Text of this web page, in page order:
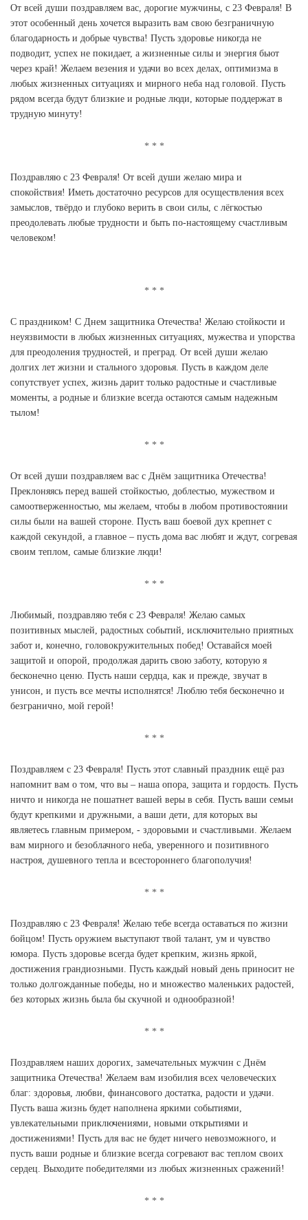
От всей души поздравляем вас, дорогие мужчины, с 23 Февраля! В
этот особенный день хочется выразить вам свою безграничную
благодарность и добрые чувства! Пусть здоровье никогда не
подводит, успех не покидает, а жизненные силы и энергия бьют
через край! Желаем везения и удачи во всех делах, оптимизма в
любых жизненных ситуациях и мирного неба над головой. Пусть
рядом всегда будут близкие и родные люди, которые поддержат в
трудную минуту!
Поздравляю с 23 Февраля! От всей души желаю мира и
спокойствия! Иметь достаточно ресурсов для осуществления всех
замыслов, твёрдо и глубоко верить в свои силы, с лёгкостью
преодолевать любые трудности и быть по-настоящему счастливым
человеком!
С праздником! С Днем защитника Отечества! Желаю стойкости и
неуязвимости в любых жизненных ситуациях, мужества и упорства
для преодоления трудностей, и преград. От всей души желаю
долгих лет жизни и стального здоровья. Пусть в каждом деле
сопутствует успех, жизнь дарит только радостные и счастливые
моменты, а родные и близкие всегда остаются самым надежным
тылом!
От всей души поздравляем вас с Днём защитника Отечества!
Преклоняясь перед вашей стойкостью, доблестью, мужеством и
самоотверженностью, мы желаем, чтобы в любом противостоянии
силы были на вашей стороне. Пусть ваш боевой дух крепнет с
каждой секундой, а главное – пусть дома вас любят и ждут, согревая
своим теплом, самые близкие люди!
Любимый, поздравляю тебя с 23 Февраля! Желаю самых
позитивных мыслей, радостных событий, исключительно приятных
забот и, конечно, головокружительных побед! Оставайся моей
защитой и опорой, продолжая дарить свою заботу, которую я
бесконечно ценю. Пусть наши сердца, как и прежде, звучат в
унисон, и пусть все мечты исполнятся! Люблю тебя бесконечно и
безгранично, мой герой!
Поздравляем с 23 Февраля! Пусть этот славный праздник ещё раз
напомнит вам о том, что вы – наша опора, защита и гордость. Пусть
ничто и никогда не пошатнет вашей веры в себя. Пусть ваши семьи
будут крепкими и дружными, а ваши дети, для которых вы
являетесь главным примером, - здоровыми и счастливыми. Желаем
вам мирного и безоблачного неба, уверенного и позитивного
настроя, душевного тепла и всестороннего благополучия!
Поздравляю с 23 Февраля! Желаю тебе всегда оставаться по жизни
бойцом! Пусть оружием выступают твой талант, ум и чувство
юмора. Пусть здоровье всегда будет крепким, жизнь яркой,
достижения грандиозными. Пусть каждый новый день приносит не
только долгожданные победы, но и множество маленьких радостей,
без которых жизнь была бы скучной и однообразной!
Поздравляем наших дорогих, замечательных мужчин с Днём
защитника Отечества! Желаем вам изобилия всех человеческих
благ: здоровья, любви, финансового достатка, радости и удачи.
Пусть ваша жизнь будет наполнена яркими событиями,
увлекательными приключениями, новыми открытиями и
достижениями! Пусть для вас не будет ничего невозможного, и
пусть ваши родные и близкие всегда согревают вас теплом своих
сердец. Выходите победителями из любых жизненных сражений!